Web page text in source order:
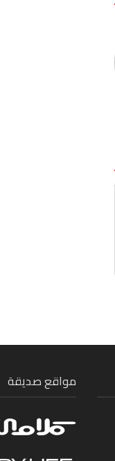
مواقع صديقة